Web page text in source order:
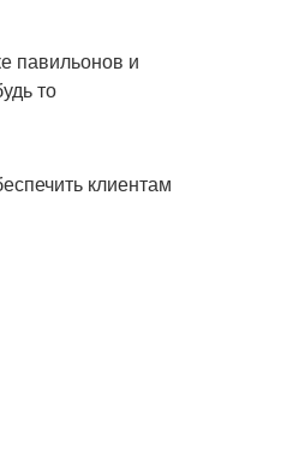
павильонов и
то
клиентам